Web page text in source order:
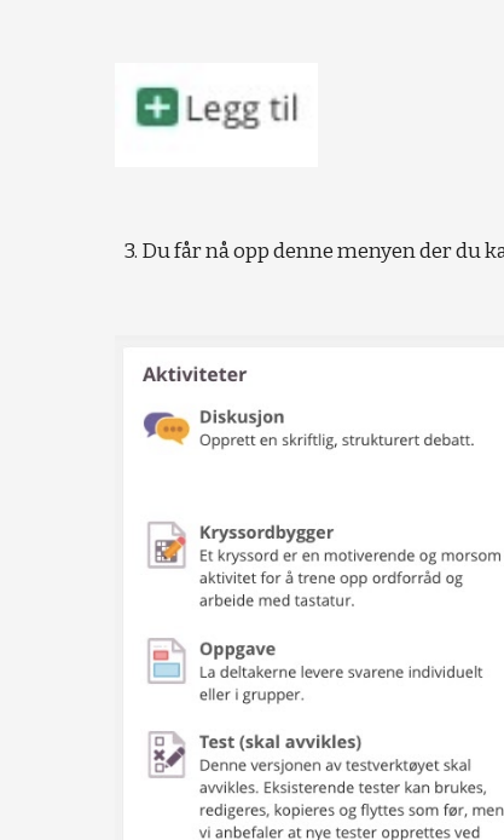
3. Du får nå opp denne menyen der du